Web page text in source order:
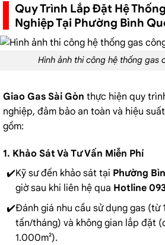
Quy Trình Lắp Đặt Hệ
Nghiệp Tại Phường Bình
Hình ảnh thi công hệ thống gas
Giao Gas Sài Gòn thực hiện quy
nghiệp, đảm bảo an toàn và hiệu
gồm:
1. Khảo Sát Và Tư Vấn Miễn Phí
Kỹ sư đến khảo sát tại Phường
giờ sau khi liên hệ qua Hotline
Đánh giá nhu cầu sử dụng gas (từ
tấn/tháng) và không gian lắp đặt
1.000m²).